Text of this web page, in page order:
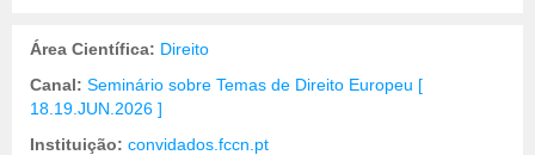
Área Científica: Direito
Canal: Seminário sobre Temas de Direito Europeu [
18.19.JUN.2026 ]
Instituição: convidados.fccn.pt